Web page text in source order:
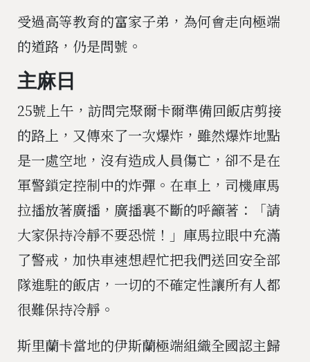
受過高等教育的富家子弟，為何會走向極端
的道路，仍是問號。
主麻日
25號上午，訪問完聚爾卡爾準備回飯店剪接
的路上，又傳來了一次爆炸，雖然爆炸地點
是一處空地，沒有造成人員傷亡，卻不是在
軍警鎖定控制中的炸彈。在車上，司機庫馬
拉播放著廣播，廣播裏不斷的呼籲著：「請
大家保持冷靜不要恐慌！」庫馬拉眼中充滿
了警戒，加快車速想趕忙把我們送回安全部
隊進駐的飯店，一切的不確定性讓所有人都
很難保持冷靜。
斯里蘭卡當地的伊斯蘭極端組織全國認主歸